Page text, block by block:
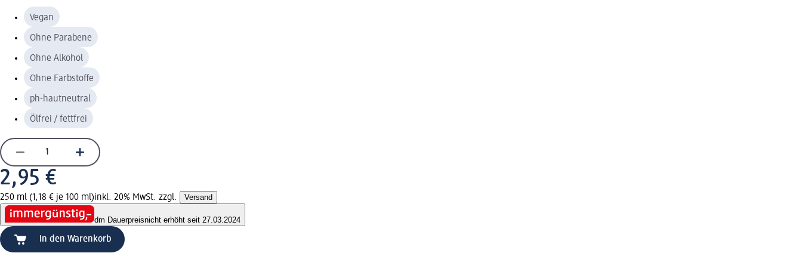
Vegan
Ohne Parabene
Ohne Alkohol
Ohne Farbstoffe
ph-hautneutral
Ölfrei / fettfrei
2,95 €
250 ml (1,18 € je 100 ml)inkl. 20% MwSt. zzgl. Versand
dm Dauerpreisnicht erhöht seit 27.03.2024
In den Warenkorb